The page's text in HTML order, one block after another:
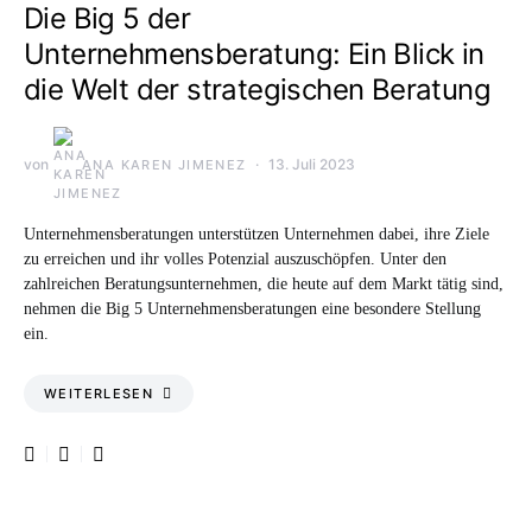
Die Big 5 der
Unternehmensberatung: Ein Blick in
die Welt der strategischen Beratung
von ANA KAREN JIMENEZ 13. Juli 2023
Unternehmensberatungen unterstützen Unternehmen dabei, ihre Ziele
zu erreichen und ihr volles Potenzial auszuschöpfen. Unter den
zahlreichen Beratungsunternehmen, die heute auf dem Markt tätig sind,
nehmen die Big 5 Unternehmensberatungen eine besondere Stellung
ein.
WEITERLESEN